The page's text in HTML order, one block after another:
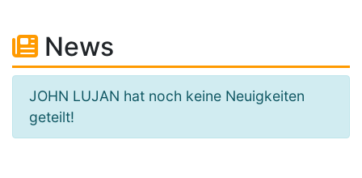
News
JOHN LUJAN hat noch keine Neuigkeiten
geteilt!